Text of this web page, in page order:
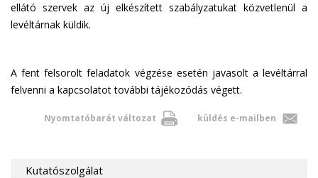
ellátó szervek az új elkészített szabályzatukat közvetlenül a
levéltárnak küldik.
A fent felsorolt feladatok végzése esetén javasolt a levéltárral
felvenni a kapcsolatot további tájékozódás végett.
Nyomtatóbarát változat küldés e-mailben
Kutatószolgálat